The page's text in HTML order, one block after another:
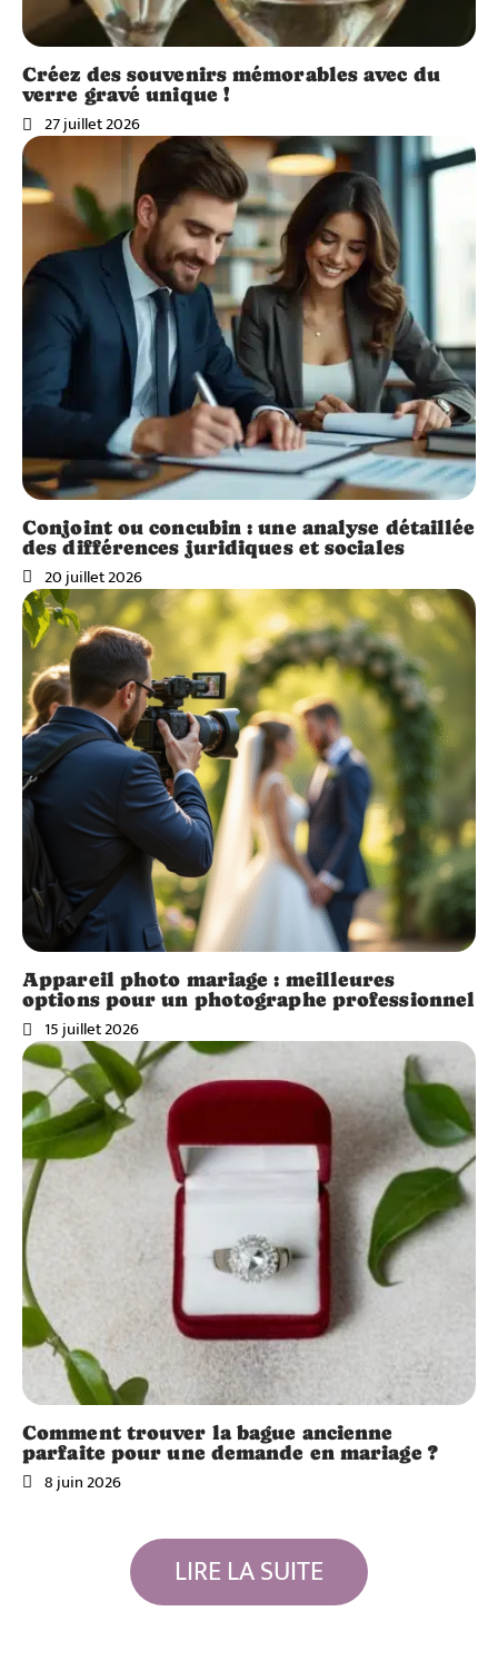
Créez des souvenirs mémorables avec du
verre gravé unique !
27 juillet 2026
Conjoint ou concubin : une analyse détaillée
des différences juridiques et sociales
20 juillet 2026
Appareil photo mariage : meilleures
options pour un photographe professionnel
15 juillet 2026
Comment trouver la bague ancienne
parfaite pour une demande en mariage ?
8 juin 2026
LIRE LA SUITE